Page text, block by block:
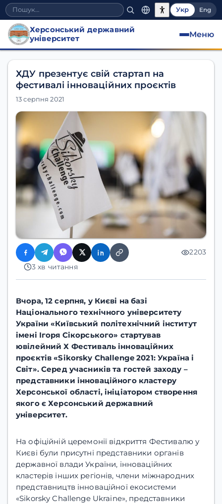
Укр Eng
Херсонський державний
університет
Меню
ХДУ презентує свій стартап на
фестивалі інноваційних проєктів
13 серпня 2021
2203
3 хв читання
Вчора, 12 серпня, у Києві на базі
Національного технічного університету
України «Київський політехнічний інститут
імені Ігоря Сікорського» стартував
ювілейний Х Фестиваль інноваційних
проєктів «Sikorsky Challenge 2021: Україна і
Світ». Серед учасників та гостей заходу –
представники інноваційного кластеру
Херсонської області, ініціатором створення
якого є Херсонський державний
університет.
На офіційній церемонії відкриття Фестивалю у
Києві були присутні представники органів
державної влади України, інноваційних
кластерів інших регіонів, члени міжнародних
представництв інноваційної екосистеми
«Sikorsky Challenge Ukraine», представники